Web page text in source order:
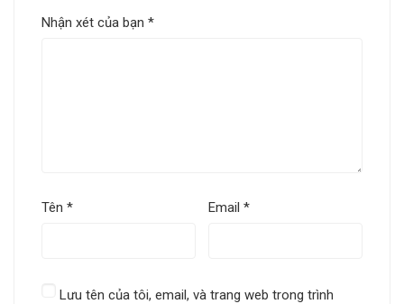
Nhận xét của bạn *
Tên * Email*
Lưu tên của tôi, email, và trang web trong trình